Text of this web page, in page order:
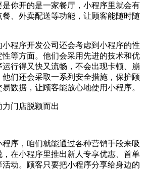
是你开的是一家餐厅，小程序里就会有
、外卖配送等功能，让顾客能随时随
程序开发公司还会考虑到小程序的性
等方面。他们会采用先进的技术和优
行得又快又流畅，不会出现卡顿、崩
们还会采取一系列安全措施，保护顾
数据，让顾客能放心地使用小程序。
门店脱颖而出
序，咱们就能通过各种营销手段来吸
，在小程序里推出新人专享优惠、首单
动。顾客只要把小程序分享给身边的